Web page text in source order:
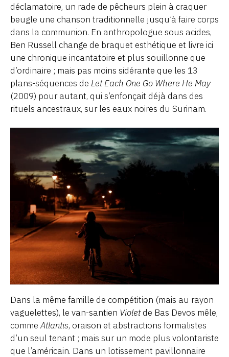
déclamatoire, un rade de pêcheurs plein à craquer
beugle une chanson traditionnelle jusqu’à faire corps
dans la communion. En anthropologue sous acides,
Ben Russell change de braquet esthétique et livre ici
une chronique incantatoire et plus souillonne que
d’ordinaire ; mais pas moins sidérante que les 13
plans-séquences de Let Each One Go Where He May
(2009) pour autant, qui s’enfonçait déjà dans des
rituels ancestraux, sur les eaux noires du Surinam.
Dans la même famille de compétition (mais au rayon
vaguelettes), le van-santien Violetde Bas Devos mêle,
commeAtlantis, oraison et abstractions formalistes
d’un seul tenant ; mais sur un mode plus volontariste
que l’américain. Dans un lotissement pavillonnaire